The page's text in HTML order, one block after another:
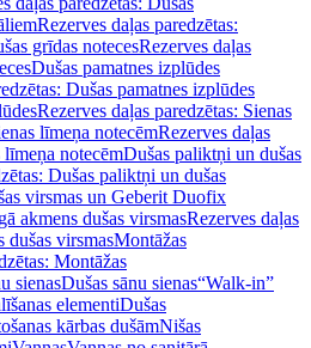
Rezerves daļas paredzētas:
grīdas notecesRezerves daļas
Dušas pamatnes izplūdes
Dušas pamatnes izplūdes
Rezerves daļas paredzētas: Sienas
līmeņa notecēmRezerves daļas
līmeņa notecēmDušas paliktņi un dušas
Dušas paliktņi un dušas
virsmas un Geberit Duofix
akmens dušas virsmasRezerves daļas
dušas virsmasMontāžas
Montāžas
sienasDušas sānu sienas“Walk-in”
elementiDušas
kārbas dušāmNišas